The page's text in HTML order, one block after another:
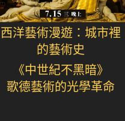
西洋藝術漫遊：城市裡
的藝術史
《中世紀不黑暗》
歌德藝術的光學革命